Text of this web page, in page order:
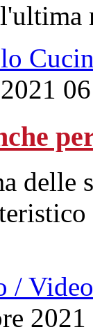
delle
/